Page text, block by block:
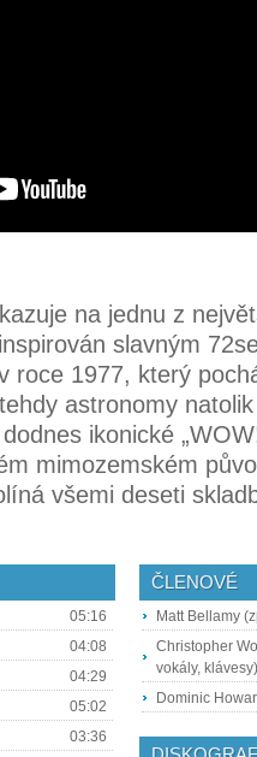
na jednu z
slavným
roce 1977, který
astronomy
ikonické
mimozemském
všemi deseti
05:16
04:08
04:29
05:02
03:36
ČLENOVÉ
Matt Bellamy
Christopher
vokály, klávesy)
Dominic